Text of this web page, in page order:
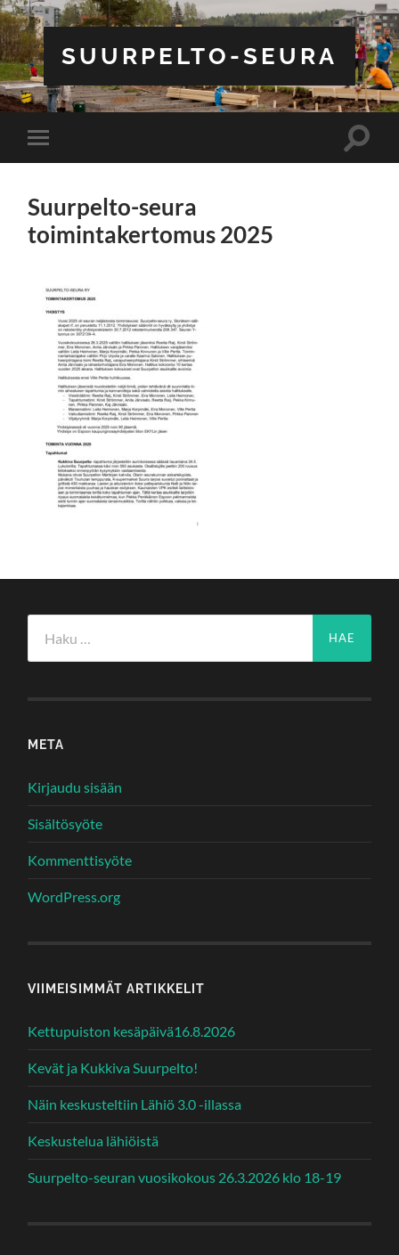
SUURPELTO-SEURA
Toggle
mobile
Toggle
Suurpelto-seura
toimintakertomus 2025
META
Kirjaudu sisään
Sisältösyöte
Kommenttisyöte
WordPress.org
VIIMEISIMMÄT ARTIKKELIT
Kettupuiston kesäpäivä16.8.2026
Kevät ja Kukkiva Suurpelto!
Näin keskusteltiin Lähiö 3.0 -illassa
Keskustelua lähiöistä
Suurpelto-seuran vuosikokous 26.3.2026 klo 18-19